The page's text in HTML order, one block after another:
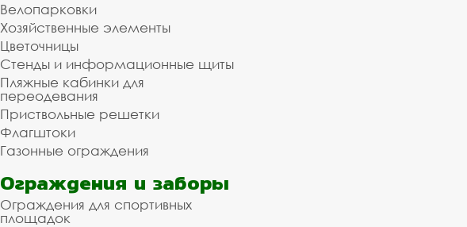
Велопарковки
Хозяйственные элементы
Цветочницы
Стенды и информационные щиты
Пляжные кабинки для
переодевания
Приствольные решетки
Флагштоки
Газонные ограждения
Ограждения и заборы
Ограждения для спортивных
площадок